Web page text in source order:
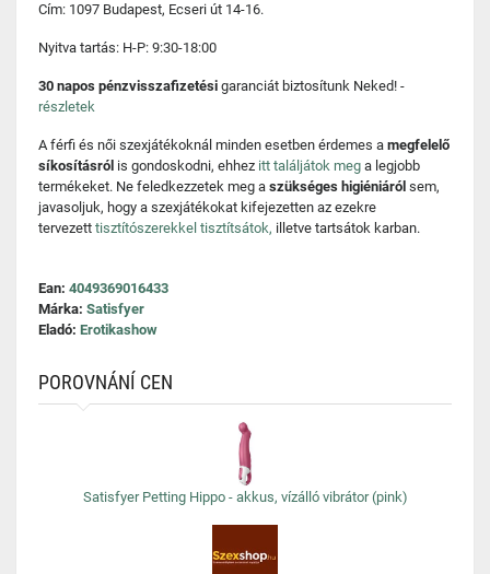
Cím: 1097 Budapest, Ecseri út 14-16.
Nyitva tartás: H-P: 9:30-18:00
30 napos pénzvisszafizetési garanciát biztosítunk Neked! -
részletek
A férfi és női szexjátékoknál minden esetben érdemes a megfelelő
síkosításról is gondoskodni, ehhez itt találjátok meg a legjobb
termékeket. Ne feledkezzetek meg a szükséges higiéniáról sem,
javasoljuk, hogy a szexjátékokat kifejezetten az ezekre
tervezett tisztítószerekkel tisztítsátok, illetve tartsátok karban.
Ean: 4049369016433
Márka: Satisfyer
Eladó: Erotikashow
POROVNÁNÍ CEN
Satisfyer Petting Hippo - akkus, vízálló vibrátor (pink)